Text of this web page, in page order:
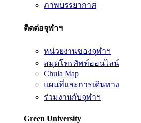
ภาพบรรยากาศ
ติดต่อจุฬาฯ
หน่วยงานของจุฬาฯ
สมุดโทรศัพท์ออนไลน์
Chula Map
แผนที่และการเดินทาง
ร่วมงานกับจุฬาฯ
Green University